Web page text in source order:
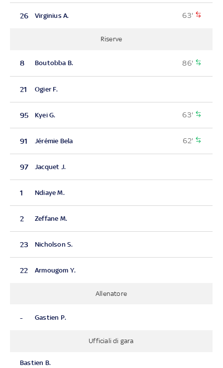
26 Virginius A. 63'
Riserve
8 Boutobba B. 86'
21 Ogier F.
95 Kyei G. 63'
91 Jérémie Bela 62'
97 Jacquet J.
1 Ndiaye M.
2 Zeffane M.
23 Nicholson S.
22 Armougom Y.
Allenatore
- Gastien P.
Ufficiali di gara
Bastien B.